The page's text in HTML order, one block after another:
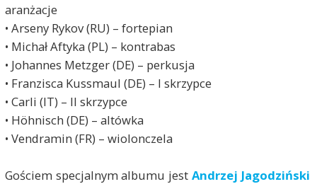
aranżacje
• Arseny Rykov (RU) – fortepian
• Michał Aftyka (PL) – kontrabas
• Johannes Metzger (DE) – perkusja
• Franzisca Kussmaul (DE) – I skrzypce
• Carli (IT) – II skrzypce
• Höhnisch (DE) – altówka
• Vendramin (FR) – wiolonczela
Gościem specjalnym albumu jestAndrzej Jagodziński